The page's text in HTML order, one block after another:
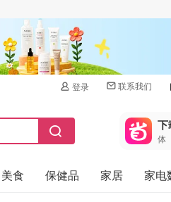
登录 联系我们
美食 保健品 家居 家电